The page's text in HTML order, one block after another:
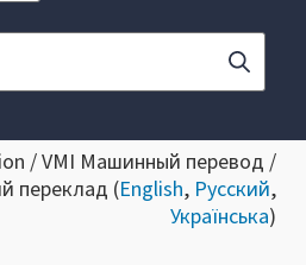
/ VMI Машинный перевод /
переклад (English, Русский,
Українська)